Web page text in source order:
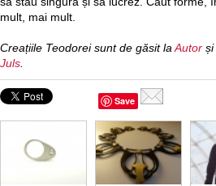
mult, mai mult.
Creațiile Teodorei sunt de găsit laAutor și
Juls.
Save